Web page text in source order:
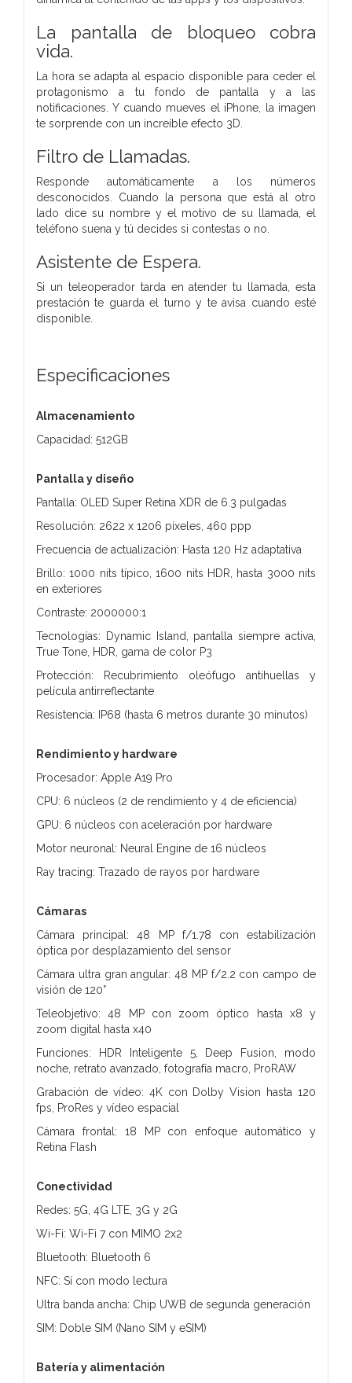
La pantalla de bloqueo cobra
vida.
La hora se adapta al espacio disponible para ceder el
protagonismo a tu fondo de pantalla y a las
notificaciones. Y cuando mueves el iPhone, la imagen
te sorprende con un increíble efecto 3D.
Filtro de Llamadas.
Responde automáticamente a los números
desconocidos. Cuando la persona que está al otro
lado dice su nombre y el motivo de su llamada, el
teléfono suena y tú decides si contestas o no.
Asistente de Espera.
Si un teleoperador tarda en atender tu llamada, esta
prestación te guarda el turno y te avisa cuando esté
disponible.
Especificaciones
Almacenamiento
Capacidad: 512GB
Pantalla y diseño
Pantalla: OLED Super Retina XDR de 6.3 pulgadas
Resolución: 2622 x 1206 píxeles, 460 ppp
Frecuencia de actualización: Hasta 120 Hz adaptativa
Brillo: 1000 nits típico, 1600 nits HDR, hasta 3000 nits
en exteriores
Contraste: 2000000:1
Tecnologías: Dynamic Island, pantalla siempre activa,
True Tone, HDR, gama de color P3
Protección: Recubrimiento oleófugo antihuellas y
película antirreflectante
Resistencia: IP68 (hasta 6 metros durante 30 minutos)
Rendimiento y hardware
Procesador: Apple A19 Pro
CPU: 6 núcleos (2 de rendimiento y 4 de eficiencia)
GPU: 6 núcleos con aceleración por hardware
Motor neuronal: Neural Engine de 16 núcleos
Ray tracing: Trazado de rayos por hardware
Cámaras
Cámara principal: 48 MP f/1.78 con estabilización
óptica por desplazamiento del sensor
Cámara ultra gran angular: 48 MP f/2.2 con campo de
visión de 120°
Teleobjetivo: 48 MP con zoom óptico hasta x8 y
zoom digital hasta x40
Funciones: HDR Inteligente 5, Deep Fusion, modo
noche, retrato avanzado, fotografía macro, ProRAW
Grabación de vídeo: 4K con Dolby Vision hasta 120
fps, ProRes y vídeo espacial
Cámara frontal: 18 MP con enfoque automático y
Retina Flash
Conectividad
Redes: 5G, 4G LTE, 3G y 2G
Wi-Fi: Wi-Fi 7 con MIMO 2x2
Bluetooth: Bluetooth 6
NFC: Sí con modo lectura
Ultra banda ancha: Chip UWB de segunda generación
SIM: Doble SIM (Nano SIM y eSIM)
Batería y alimentación